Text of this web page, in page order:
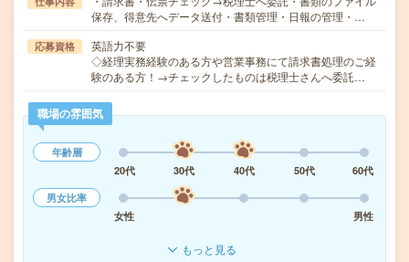
保存、得意先へデータ送付・書類管理・日報の管理・…
応募資格
英語力不要
◇経理実務経験のある方や営業事務にて請求書処理のご経
験のある方！→チェックしたものは税理士さんへ委託…
職場の雰囲気
年齢層
20代
30代 40代 50代
60代
男女比率
女性
男性
もっと見る